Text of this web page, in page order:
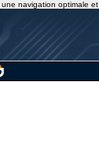
navigation optimale